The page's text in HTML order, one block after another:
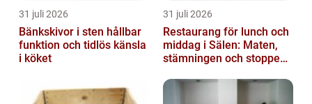
31 juli 2026
Bänkskivor i sten hållbar
funktion och tidlös känsla
i köket
31 juli 2026
Restaurang för lunch och
middag i Sälen: Maten,
stämningen och stoppen